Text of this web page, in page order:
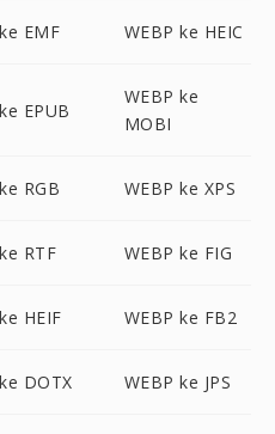
EMF WEBP ke HEIC
EPUB
WEBP ke
MOBI
RGB WEBP ke XPS
RTF WEBP ke FIG
HEIF WEBP ke FB2
DOTX WEBP ke JPS